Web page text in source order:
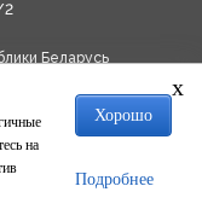
2
Беларусь
18.08.2017
cookie
x
на
Хорошо
Подробнее